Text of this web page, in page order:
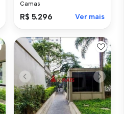
Camas
R$ 5.296 Ver mais